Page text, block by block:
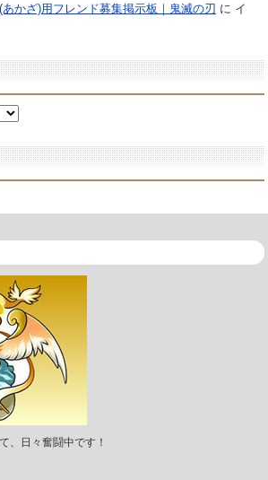
あかざ)用フレンド募集掲示板｜鬼滅の刃 に イ
、日々奮闘中です！